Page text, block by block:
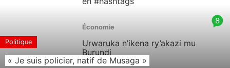
Économie
Urwaruka n’ikena ry’akazi mu
Burundi
Politique
article
8
« Je suis policier, natif de Musaga »